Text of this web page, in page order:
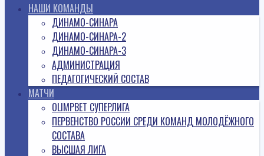
НАШИ КОМАНДЫ
ДИНАМО-СИНАРА
ДИНАМО-СИНАРА-2
ДИНАМО-СИНАРА-3
АДМИНИСТРАЦИЯ
ПЕДАГОГИЧЕСКИЙ СОСТАВ
МАТЧИ
OLIMPBET СУПЕРЛИГА
ПЕРВЕНСТВО РОССИИ СРЕДИ КОМАНД МОЛОДЁЖНОГО
СОСТАВА
ВЫСШАЯ ЛИГА